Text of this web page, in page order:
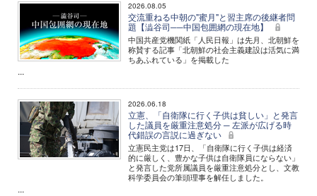
2026.08.05
交流重ねる中朝の"蜜月"と習主席の後継者問
題【澁谷司──中国包囲網の現在地】
中国共産党機関紙「人民日報」は先月、北朝鮮を
称賛する記事「北朝鮮の社会主義建設は活気に満
ちあふれている」を掲載した
...
2026.06.18
立憲、「自衛隊に行く子供は貧しい」と発言
した議員を厳重注意処分 ─ 左派が広げる時
代錯誤の言説に過ぎない
立憲民主党は17日、「自衛隊に行く子供は経済
的に厳しく、豊かな子供は自衛隊員にならない」
と発言した党所属議員を厳重注意処分とし、文教
科学委員会の筆頭理事を解任しました。
...